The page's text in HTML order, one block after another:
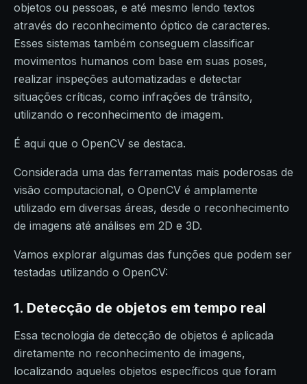
objetos ou pessoas, e até mesmo lendo textos
através do reconhecimento óptico de caracteres.
Esses sistemas também conseguem classificar
movimentos humanos com base em suas poses,
realizar inspeções automatizadas e detectar
situações críticas, como infrações de trânsito,
utilizando o reconhecimento de imagem.
É aqui que o OpenCV se destaca.
Considerada uma das ferramentas mais poderosas de
visão computacional, o OpenCV é amplamente
utilizado em diversas áreas, desde o reconhecimento
de imagens até análises em 2D e 3D.
Vamos explorar algumas das funções que podem ser
testadas utilizando o OpenCV:
1. Detecção de objetos em tempo real
Essa tecnologia de detecção de objetos é aplicada
diretamente no reconhecimento de imagens,
localizando aqueles objetos específicos que foram